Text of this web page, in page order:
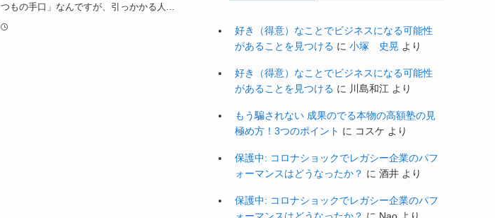
つもの手口」なんですが、引っかかる人...
好き（得意）なことでビジネスになる可能性
があることを見つける に 小塚 史晃 より
好き（得意）なことでビジネスになる可能性
があることを見つける に 川島和江 より
もう騙されない 成果のでる本物の高額塾の見
極め方！3つのポイント に コスケ より
保護中: コロナショックでレガシー企業のパフ
ォーマンスはどうなったか？ に 酒井 より
保護中: コロナショックでレガシー企業のパフ
ォーマンスはどうなったか？ に Nao より